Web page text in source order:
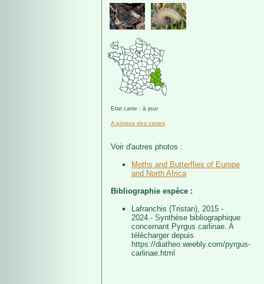
Etat carte : à jour
A propos des cartes
Voir d'autres photos :
Moths and Butterflies of Europe
and North Africa
Bibliographie espèce :
Lafranchis (Tristan), 2015 -
2024.- Synthèse bibliographique
concernant Pyrgus carlinae. A
télécharger depuis
https://diatheo.weebly.com/pyrgus-
carlinae.html